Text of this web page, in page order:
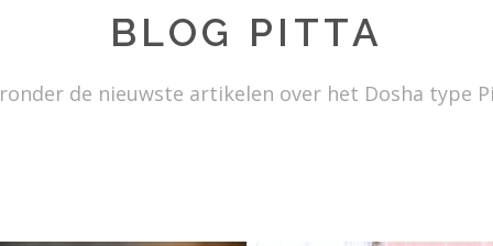
BLOG PITTA
de nieuwste artikelen over het Dosha type